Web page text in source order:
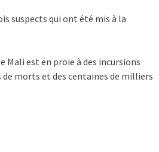
suspects qui ont été mis à la
Mali est en proie à des incursions
morts et des centaines de milliers